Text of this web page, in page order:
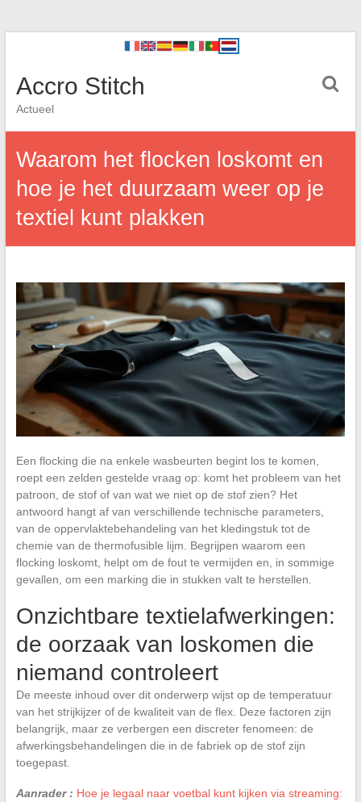
Accro Stitch
Actueel
Waarom het flocken loskomt en
hoe je het duurzaam weer op je
textiel kunt plakken
Een flocking die na enkele wasbeurten begint los te komen,
roept een zelden gestelde vraag op: komt het probleem van het
patroon, de stof of van wat we niet op de stof zien? Het
antwoord hangt af van verschillende technische parameters,
van de oppervlaktebehandeling van het kledingstuk tot de
chemie van de thermofusible lijm. Begrijpen waarom een
flocking loskomt, helpt om de fout te vermijden en, in sommige
gevallen, om een marking die in stukken valt te herstellen.
Onzichtbare textielafwerkingen:
de oorzaak van loskomen die
niemand controleert
De meeste inhoud over dit onderwerp wijst op de temperatuur
van het strijkijzer of de kwaliteit van de flex. Deze factoren zijn
belangrijk, maar ze verbergen een discreter fenomeen: de
afwerkingsbehandelingen die in de fabriek op de stof zijn
toegepast.
Aanrader : Hoe je legaal naar voetbal kunt kijken via streaming: